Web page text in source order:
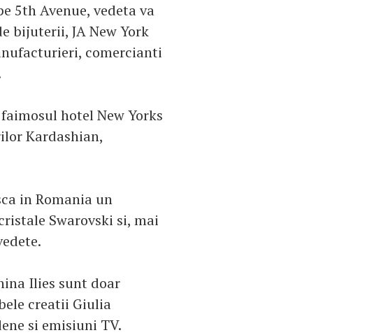
5th Avenue, vedeta va
bijuterii, JA New York
comercianti
hotel New Yorks
Kardashian,
in Romania un
Swarovski si, mai
Ilies sunt doar
creatii Giulia
si emisiuni TV.